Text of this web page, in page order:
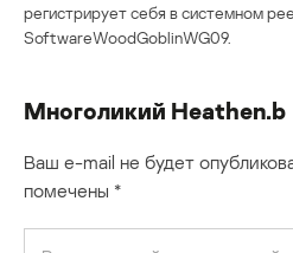
регистрирует себя в системном
SoftwareWoodGoblinWG09.
Многоликий Heathen.b
Ваш e-mail не будет
помечены *